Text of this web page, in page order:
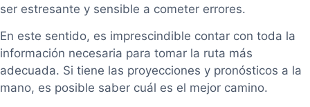
ser estresante y sensible a cometer errores.
En este sentido, es imprescindible contar con toda la
información necesaria para tomar la ruta más
adecuada. Si tiene las proyecciones y pronósticos a la
mano, es posible saber cuál es el mejor camino.